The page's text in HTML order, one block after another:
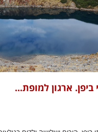
ארגון למופת...